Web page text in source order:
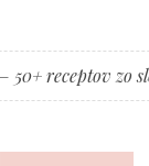
50+ receptov zo